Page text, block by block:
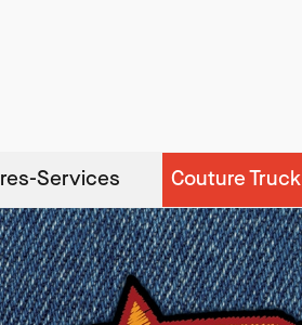
Services Couture Truck